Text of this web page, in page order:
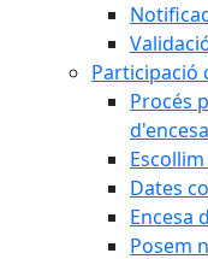
Participació
Procés
Dates
Encesa
Posem